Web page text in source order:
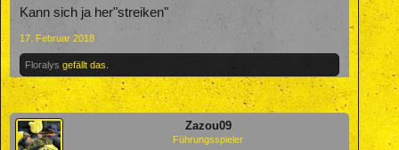
Kann sich ja her"streiken"
17. Februar 2018
Floralys gefällt das.
Zazou09
Führungsspieler